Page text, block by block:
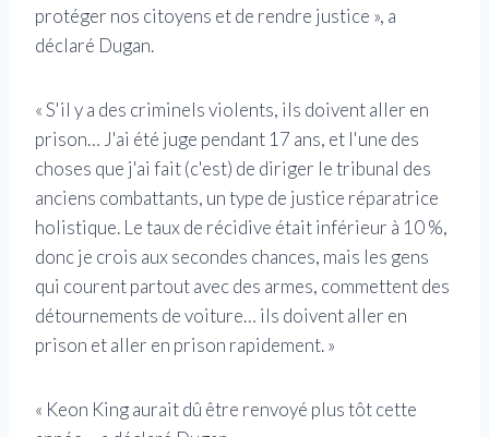
protéger nos citoyens et de rendre justice », a
déclaré Dugan.
« S'il y a des criminels violents, ils doivent aller en
prison… J'ai été juge pendant 17 ans, et l'une des
choses que j'ai fait (c'est) de diriger le tribunal des
anciens combattants, un type de justice réparatrice
holistique. Le taux de récidive était inférieur à 10 %,
donc je crois aux secondes chances, mais les gens
qui courent partout avec des armes, commettent des
détournements de voiture… ils doivent aller en
prison et aller en prison rapidement. »
« Keon King aurait dû être renvoyé plus tôt cette